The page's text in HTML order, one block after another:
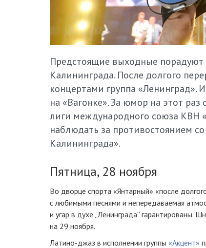
Предстоящие выходные
Калининграда. После долгого
концертами группа «Ленинград».
на «Вагонке». За юмор на этот
лиги международного союза КВН
наблюдать за противостоянием
Калининграда».
Пятница, 28 ноября
Во дворце спорта «Янтарный» «после
с любимыми песнями и непередаваемая
и угар в духе „Ленинграда“ гарантированы.
на 29 ноября.
Латино-джаз в исполнении группы «Акцент»